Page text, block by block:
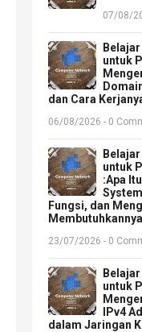
07/08/
untuk
dan Cara
06/08/2026 - 0
untuk
:Apa
Fungsi, dan
Membutuhkannya
23/07/2026 - 0
untuk
IPv4
dalam Jaringan